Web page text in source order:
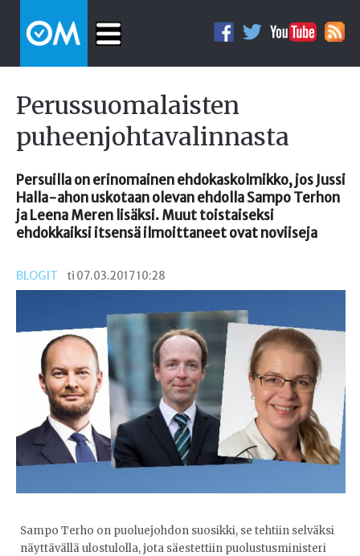
Perussuomalaisten
puheenjohtavalinnasta
Persuilla on erinomainen ehdokaskolmikko, jos Jussi
Halla-ahon uskotaan olevan ehdolla Sampo Terhon
ja Leena Meren lisäksi. Muut toistaiseksi
ehdokkaiksi itsensä ilmoittaneet ovat noviiseja
BLOGIT ti 07.03.2017 10:28
Sampo Terho on puoluejohdon suosikki, se tehtiin selväksi
näyttävällä ulostulolla, jota säestettiin puolustusministeri